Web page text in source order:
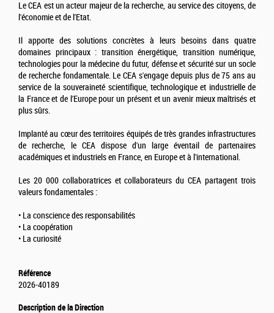
Le CEA est un acteur majeur de la recherche, au service des citoyens, de
l'économie et de l'Etat.
Il apporte des solutions concrètes à leurs besoins dans quatre
domaines principaux : transition énergétique, transition numérique,
technologies pour la médecine du futur, défense et sécurité sur un socle
de recherche fondamentale. Le CEA s'engage depuis plus de 75 ans au
service de la souveraineté scientifique, technologique et industrielle de
la France et de l'Europe pour un présent et un avenir mieux maîtrisés et
plus sûrs.
Implanté au cœur des territoires équipés de très grandes infrastructures
de recherche, le CEA dispose d'un large éventail de partenaires
académiques et industriels en France, en Europe et à l'international.
Les 20 000 collaboratrices et collaborateurs du CEA partagent trois
valeurs fondamentales :
• La conscience des responsabilités
• La coopération
• La curiosité
Référence
2026-40189
Description de la Direction